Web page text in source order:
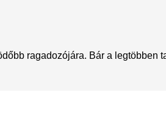
ragadozójára. Bár a legtöbben